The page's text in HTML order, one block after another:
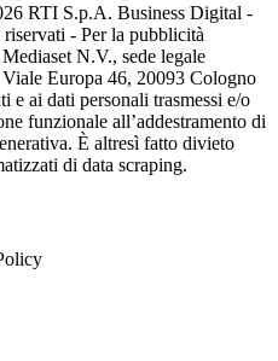
RTI S.p.A. Business Digital -
- Per la pubblicità
N.V., sede legale
Europa 46, 20093 Cologno
e ai dati personali trasmessi e/o
funzionale all’addestramento di
È altresì fatto divieto
di data scraping.